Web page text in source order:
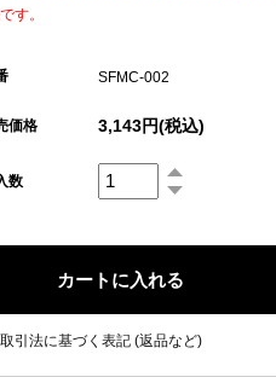
す。
SFMC-002
価格 3,143円(税込)
数
引法に基づく表記 (返品など)